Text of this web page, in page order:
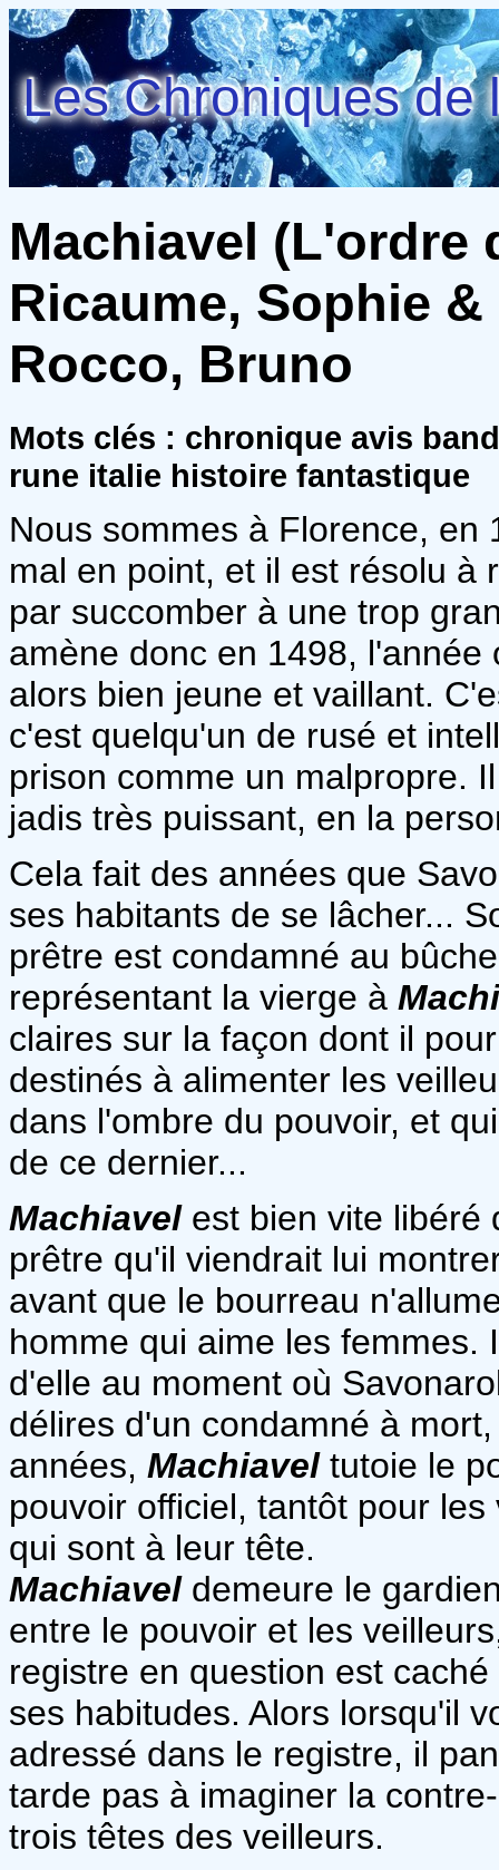
Les Chroniques de
Machiavel (L'ordre
Ricaume, Sophie
Rocco, Bruno
Mots clés : chronique avis
rune italie histoire fantastique
Nous sommes à Florence, en
mal en point, et il est résolu à
par succomber à une trop
amène donc en 1498,
alors bien jeune et vaillant.
c'est quelqu'un de rusé et
prison comme un malpropre.
jadis très puissant, en la
Cela fait des années que
ses habitants de se lâcher...
prêtre est condamné au
représentant la vierge à
claires sur la façon dont il
destinés à alimenter les
dans l'ombre du pouvoir, et
de ce dernier...
Machiavelest bien vite libéré
prêtre qu'il viendrait lui
avant que le bourreau
homme qui aime les femmes.
d'elle au moment où
délires d'un condamné à
années, Machiaveltutoie le
pouvoir officiel, tantôt pour
qui sont à leur tête.
Machiaveldemeure le
entre le pouvoir et les
registre en question est
ses habitudes. Alors lorsqu'il
adressé dans le registre, il
tarde pas à imaginer la
trois têtes des veilleurs.